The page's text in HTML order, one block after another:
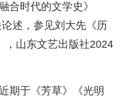
合时代的文学史》
述，参见刘大先《历
山东文艺出版社2024
期于《芳草》《光明